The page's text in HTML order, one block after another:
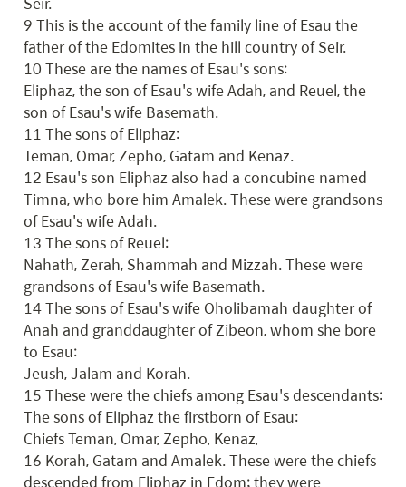
9 This is the account of the family line of Esau the
father of the Edomites in the hill country of Seir.
10 These are the names of Esau's sons:
Eliphaz, the son of Esau's wife Adah, and Reuel, the
son of Esau's wife Basemath.
11 The sons of Eliphaz:
Teman, Omar, Zepho, Gatam and Kenaz.
12 Esau's son Eliphaz also had a concubine named
Timna, who bore him Amalek. These were grandsons
of Esau's wife Adah.
13 The sons of Reuel:
Nahath, Zerah, Shammah and Mizzah. These were
grandsons of Esau's wife Basemath.
14 The sons of Esau's wife Oholibamah daughter of
Anah and granddaughter of Zibeon, whom she bore
to Esau:
Jeush, Jalam and Korah.
15 These were the chiefs among Esau's descendants:
The sons of Eliphaz the firstborn of Esau:
Chiefs Teman, Omar, Zepho, Kenaz,
16 Korah, Gatam and Amalek. These were the chiefs
descended from Eliphaz in Edom; they were